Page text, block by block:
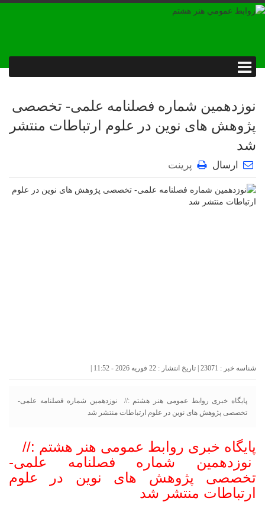
نوزدهمین شماره فصلنامه علمی- تخصصی
پژوهش های نوین در علوم ارتباطات منتشر
شد
ارسال پرینت
شناسه خبر : 23071 | تاریخ انتشار : 22 فوریه 2026 - 11:52 |
پایگاه خبری روابط عمومی هنر هشتم :// نوزدهمین شماره فصلنامه علمی-
تخصصی پژوهش های نوین در علوم ارتباطات منتشر شد
پایگاه خبری روابط عمومی هنر هشتم ://
نوزدهمین شماره فصلنامه علمی-
تخصصی پژوهش های نوین در علوم
ارتباطات منتشر شد